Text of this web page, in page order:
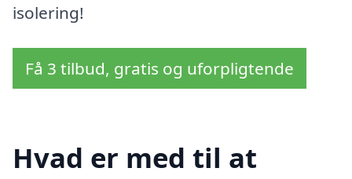
isolering!
Få 3 tilbud, gratis og uforpligtende
Hvad er med til at